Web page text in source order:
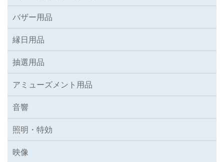
バザー用品
縁日用品
抽選用品
アミューズメント用品
音響
照明・特効
映像